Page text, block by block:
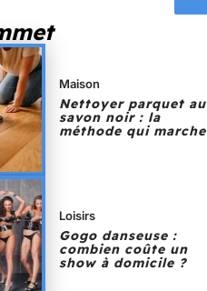
Maison
Nettoyer parquet au
savon noir : la
méthode qui marche
Loisirs
Gogo danseuse :
combien coûte un
show à domicile ?